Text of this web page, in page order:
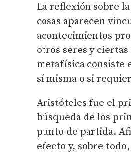
La reflexión sobre
cosas aparecen
acontecimientos
otros seres y
metafísica consiste
sí misma o si
Aristóteles fue el
búsqueda de los
punto de partida.
efecto y, sobre